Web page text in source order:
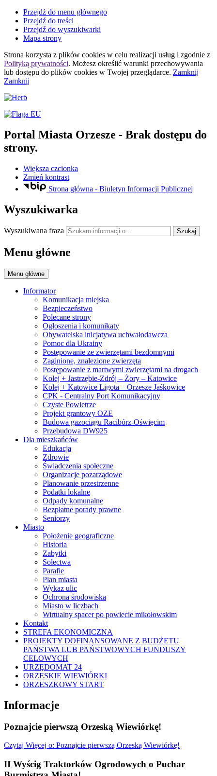
Przejdź do menu głównego
Przejdź do treści
Przejdź do wyszukiwarki
Mapa strony
Strona korzysta z plików cookies w celu realizacji usług i zgodnie z
Polityką prywatności. Możesz określić warunki przechowywania
lub dostępu do plików cookies w Twojej przeglądarce. Zamknij
Zamknij
Portal Miasta Orzesze - Brak dostępu do
strony.
Większa czcionka
Zmień kontrast
Strona główna - Biuletyn Informacji Publicznej
Wyszukiwarka
Wyszukiwana fraza Szukaj
Menu główne
Menu główne
Informator
Komunikacja miejska
Bezpieczeństwo
Polecane strony
Ogłoszenia i komunikaty
Obywatelska inicjatywa uchwałodawcza
Pomoc dla Ukrainy
Postępowanie ze zwierzętami bezdomnymi
Zaginione, znalezione zwierzęta
Postępowanie z martwymi zwierzętami na drogach
Kolej + Jastrzębie-Zdrój – Żory – Katowice
Kolej + Katowice Ligota – Orzesze Jaśkowice
CPK - Centralny Port Komunikacyjny
Czyste Powietrze
Projekt grantowy OZE
Budowa gazociągu Racibórz-Oświęcim
Przebudowa DW925
Dla mieszkańców
Edukacja
Zdrowie
Świadczenia społeczne
Organizacje pozarządowe
Planowanie przestrzenne
Podatki lokalne
Odpady komunalne
Bezpłatne porady prawne
Seniorzy
Miasto
Położenie geograficzne
Historia
Zabytki
Sołectwa
Parafie
Plan miasta
Wykaz ulic
Ochrona środowiska
Miasto w liczbach
Wirtualny spacer po powiecie mikołowskim
Kontakt
STREFA EKONOMICZNA
PROJEKTY DOFINANSOWANE Z BUDŻETU
PAŃSTWA LUB PAŃSTWOWYCH FUNDUSZY
CELOWYCH
URZĘDOMAT 24
ORZESKIE WIEWIÓRKI
ORZESZKOWY START
Informacje
Poznajcie pierwszą Orzeską Wiewiórkę!
Czytaj Więcej o: Poznajcie pierwszą Orzeską Wiewiórkę!
II Wyścig Traktorków Ogrodowych o Puchar